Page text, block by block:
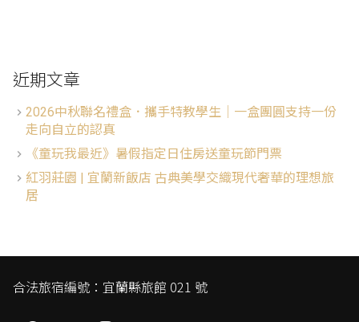
近期文章
2026中秋聯名禮盒．攜手特教學生│一盒團圓支持一份
走向自立的認真
《童玩我最近》暑假指定日住房送童玩節門票
紅羽莊園 | 宜蘭新飯店 古典美學交織現代奢華的理想旅
居
合法旅宿編號：宜蘭縣旅館 021 號